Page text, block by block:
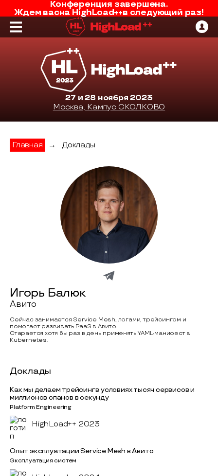
Конференция завершена.
Ждем васна HighLoad++в следующий раз!
27 и 28 ноября 2023
Москва, Кампус СКОЛКОВО
Главная → Доклады
Игорь Балюк
Авито
Сейчас занимается Service Mesh, логами, трейсингом и
помогает развивать PaaS в Авито.
Старается хотя бы раз в день применять YAML-манифест в
Kubernetes.
Доклады
Как мы делаем трейсинг в условиях тысяч сервисов и
миллионов спанов в секунду
Platform Engineering
HighLoad++ 2023
Опыт эксплуатации Service Mesh в Авито
Эксплуатация систем